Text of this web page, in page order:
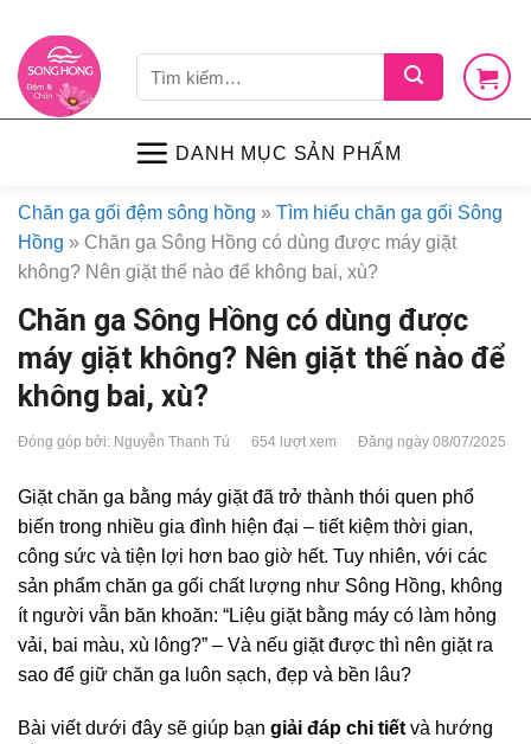
content
kiếm:
DANH MỤC SẢN PHẨM
Chăn ga gối đệm sông hồng » Tìm hiểu chăn ga gối Sông
Hồng » Chăn ga Sông Hồng có dùng được máy giặt
không? Nên giặt thế nào để không bai, xù?
Chăn ga Sông Hồng có dùng được
máy giặt không? Nên giặt thế nào để
không bai, xù?
Đóng góp bởi: Nguyễn Thanh Tú 654 lượt xem Đăng ngày 08/07/2025
Giặt chăn ga bằng máy giặt đã trở thành thói quen phổ
biến trong nhiều gia đình hiện đại – tiết kiệm thời gian,
công sức và tiện lợi hơn bao giờ hết. Tuy nhiên, với các
sản phẩm chăn ga gối chất lượng như Sông Hồng, không
ít người vẫn băn khoăn: “Liệu giặt bằng máy có làm hỏng
vải, bai màu, xù lông?” – Và nếu giặt được thì nên giặt ra
sao để giữ chăn ga luôn sạch, đẹp và bền lâu?
Bài viết dưới đây sẽ giúp bạn giải đáp chi tiết và hướng